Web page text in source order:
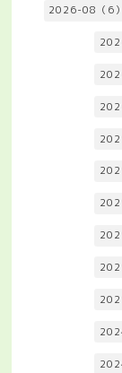
2026-08（6）